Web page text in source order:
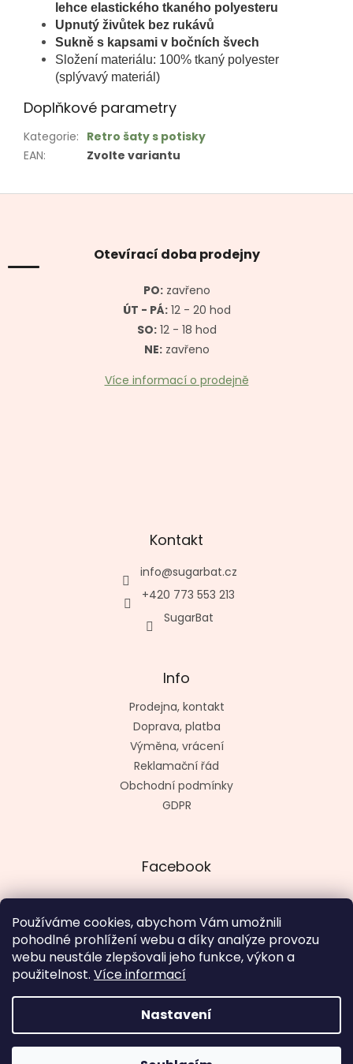
Používáme cookies, abychom Vám umožnili
pohodlné prohlížení webu a díky analýze provozu
webu neustále zlepšovali jeho funkce, výkon a
použitelnost. Více informací
Nastavení
lehce elastického tkaného polyesteru
Upnutý živůtek bez rukávů
Sukně s kapsami v bočních švech
Složení materiálu: 100% tkaný polyester
(splývavý materiál)
Doplňkové parametry
Kategorie: Retro šaty s potisky
EAN: Zvolte variantu
Z
Otevírací doba prodejny
PO:zavřeno
ÚT - PÁ:12 - 20 hod
SO:12 - 18 hod
NE:zavřeno
Více informací o prodejně
Kontakt
info@sugarbat.cz
+420 773 553 213
SugarBat
Info
Prodejna, kontakt
Doprava, platba
Výměna, vrácení
Reklamační řád
Obchodní podmínky
GDPR
Facebook
Vytvořil kashop.cz
Vytvořil Shoptet